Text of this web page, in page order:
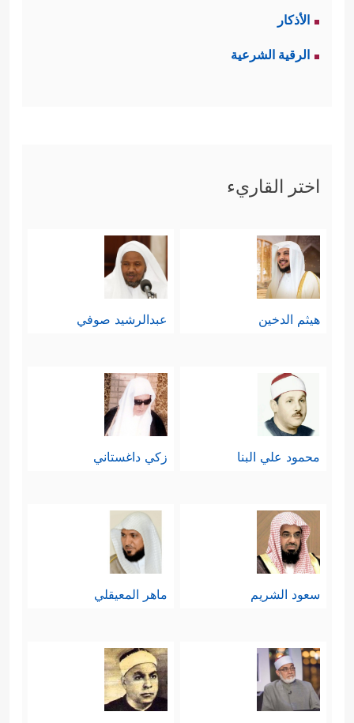
الأذكار
الرقية الشرعية
اختر القاريء
هيثم الدخين عبدالرشيد صوفي
محمود علي البنا زكي داغستاني
سعود الشريم ماهر المعيقلي